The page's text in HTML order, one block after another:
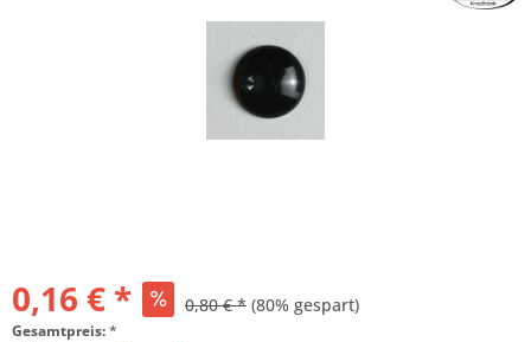
0,16 € * 0,80 € * (80% gespart)
Gesamtpreis:*